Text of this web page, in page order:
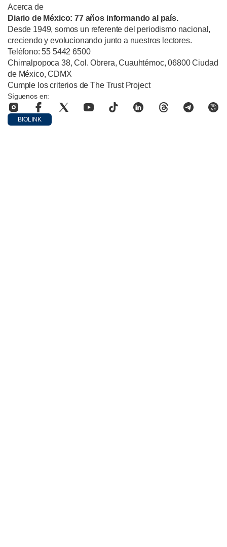
Acerca de
Diario de México: 77 años informando al país.
Desde 1949, somos un referente del periodismo nacional,
creciendo y evolucionando junto a nuestros lectores.
Teléfono: 55 5442 6500
Chimalpopoca 38, Col. Obrera, Cuauhtémoc, 06800 Ciudad
de México, CDMX
Cumple los criterios de The Trust Project
Síguenos en:
BIOLINK